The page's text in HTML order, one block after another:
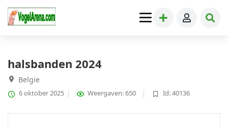
Grote Parkieten» halsbanden 2024
halsbanden 2024
Belgie
6 oktober 2025 Weergaven: 650 Id: 40136